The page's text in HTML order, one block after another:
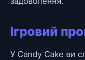
Ігровий
У Candy Cake ви